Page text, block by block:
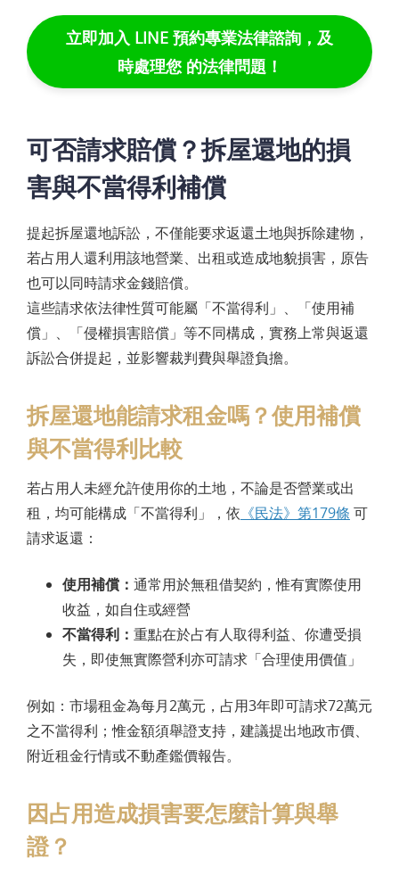
立即加入 LINE 預約專業法律諮詢，及
時處理您 的法律問題！
可否請求賠償？拆屋還地的損
害與不當得利補償
提起拆屋還地訴訟，不僅能要求返還土地與拆除建物，
若占用人還利用該地營業、出租或造成地貌損害，原告
也可以同時請求金錢賠償。
這些請求依法律性質可能屬「不當得利」、「使用補
償」、「侵權損害賠償」等不同構成，實務上常與返還
訴訟合併提起，並影響裁判費與舉證負擔。
拆屋還地能請求租金嗎？使用補償
與不當得利比較
若占用人未經允許使用你的土地，不論是否營業或出
租，均可能構成「不當得利」，依 《民法》第179條 可
請求返還：
使用補償： 通常用於無租借契約，惟有實際使用
收益，如自住或經營
不當得利： 重點在於占有人取得利益、你遭受損
失，即使無實際營利亦可請求「合理使用價值」
例如：市場租金為每月2萬元，占用3年即可請求72萬元
之不當得利；惟金額須舉證支持，建議提出地政市價、
附近租金行情或不動產鑑價報告。
因占用造成損害要怎麼計算與舉
證？